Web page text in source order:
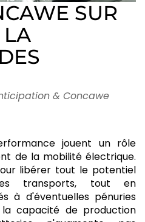
SUR
LA
& Concawe
jouent un rôle
de la mobilité électrique.
libérer tout le potentiel
transports, tout en
à d'éventuelles pénuries
la capacité de production